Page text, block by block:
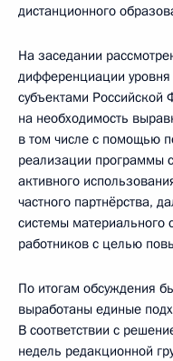
дистанционного
На заседании
дифференциации
субъектами
на необходимость
в том числе с помощью
реализации программы
активного
частного партнёрства,
системы материального
работников с целью
По итогам обсуждения
выработаны единые
В соответствии с
недель редакционной